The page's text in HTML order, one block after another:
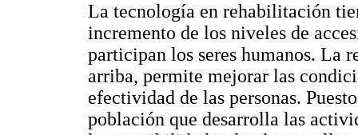
La tecnología en rehabilitación
incremento de los niveles de
participan los seres humanos. La
arriba, permite mejorar las
efectividad de las personas.
población que desarrolla las